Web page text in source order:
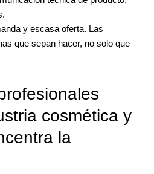
y escasa oferta. Las
que sepan hacer, no solo que
cosmética y
la